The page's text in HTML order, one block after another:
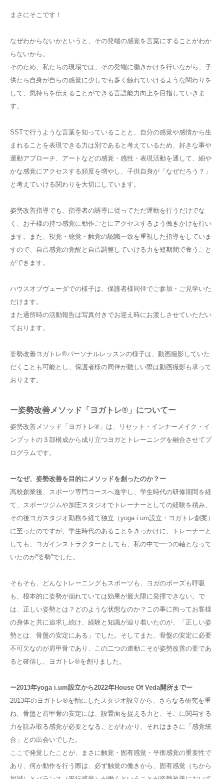
まさにそこです！
なぜわからないかというと、その発端の感覚を言葉にすることがわか
らないから。
そのため、私たちの現場では、その発端に働きかけを行いながら、子
供たち自身が自らの感覚に少しでも多く触れていけるような関わりを
して、気持ちを伝えることができる言語能力向上を目指していきま
す。
SSTで行うような言葉を知っていることと、自分の感覚や感情から生
まれることを表現できる力は別であると考えているため、好きな事や
運動アプローチ、アートなどの感覚・感性・表現活動を通して、細や
かな感覚にアクセスする頻度を増やし、子供自身が「なぜだろう？」
と考えていける関わりを大切にしています。
姿勢改善指導でも、指導者の誘導に従ってただ運動を行うだけでな
く、お子様の持つ感覚に動作ごとにアクセスするよう働きかけを行い
ます。また、視覚・聴覚・触覚の認識一致を重視した指導をしていま
すので、自己感覚の覚醒と自己調整していける力を短期間で養うこと
ができます。
ハウスオブヴェーダでの様子は、保護者様同伴でご参加・ご見学いた
だけます。
また通所時の活動報告は写真付きでお迎え時にお渡しさせていただい
ております。
姿勢改善ヨガトレ®︎パーソナルレッスンの様子は、動画撮影していた
だくことも可能とし、保護者様の同伴が難しい際は動画撮影も承って
おります。
ー姿勢改善メソッド「ヨガトレ®︎ 」についてー
姿勢改善メソッド「ヨガトレ®︎ 」は、リセット・インナーメイク・イ
ンプットの３部構成から成り立つヨガとトレーニングを融合させてプ
ログラムです。
ーなぜ、姿勢改善を目的にメソッドを創ったのか？ー
高校創業後、スポーツ専門コースへ進学し、学生時代の研修期間を経
て、スポーツジムや加圧スタジオでトレーナーとしての経験を積み、
その後ヨガスタジオ勤務を経て独立（yoga i.um設立・ヨガトレ創案）
に至ったのですが、学生時代のあることをきっかけに、トレーナーと
しても、ヨガインストラクターとしても、私の中で一つの軸となって
いたのが“姿勢”でした。
そもそも、どんなトレーニングもスポーツも、ヨガのポーズも呼吸
も、根本的に姿勢が崩れていては効果が最大限に発揮できない。で
は、正しい姿勢とは？どのような状態なのか？この事に拘ってお客様
の身体と共に追求し続け、経験と知識が辿り着いたのが、「正しい姿
勢とは、骨盤の安定にある」でした。そしてまた、骨盤の安定に必要
不可欠なのが肩甲骨であり、この二つの連動こそが姿勢改善の要であ
ると確信し、ヨガトレ®︎を創りました。
ー2013年yoga i.um設立から2022年House Of Veda開所までー
2013年のヨガトレ®︎を軸にしたスタジオ設立から、さらなる研究を重
ね、骨盤と肩甲骨の安定には、設置面を捉える力と、そこに関与する
力を読み取る感覚が必要となることがわかり、それはまさに「感覚統
合」との出会いでした。
ここで発覚したことが、まさに触覚・固有感覚・平衡感覚の重要性で
あり、何か動作を行う際は、必ず触覚の働きから、固有感覚（ちから